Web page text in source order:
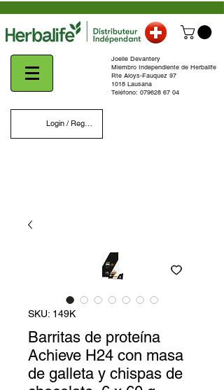
Login / Register
Joelle Devantery
Miembro Independiente de Herbalife
Rte Aloys-Fauquez 97
1018 Lausana
Teléfono: 079628 67 04
SKU: 149K
Barritas de proteína
Achieve H24 con masa
de galleta y chispas de